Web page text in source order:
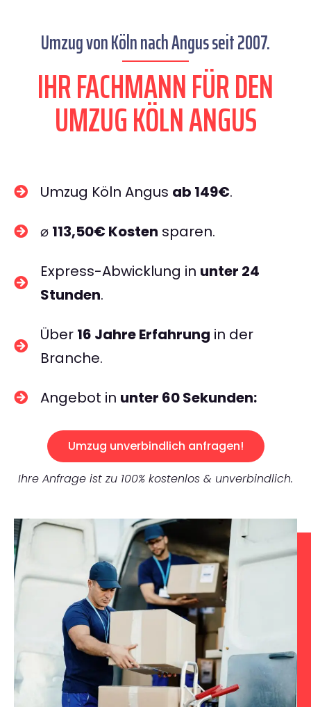
Umzug von Köln nach Angus seit 2007.
IHR FACHMANN FÜR DEN
UMZUG KÖLN ANGUS
Umzug Köln Angus ab 149€.
⌀ 113,50€ Kosten sparen.
Express-Abwicklung in unter 24
Stunden.
Über 16 Jahre Erfahrung in der
Branche.
Angebot in unter 60 Sekunden:
Umzug unverbindlich anfragen!
Ihre Anfrage ist zu 100% kostenlos & unverbindlich.